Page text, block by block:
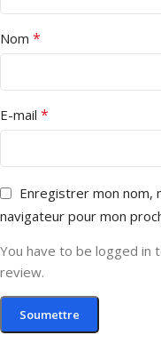
Nom *
E-mail *
Enregistrer mon nom,
navigateur pour mon
You have to be logged in
review.